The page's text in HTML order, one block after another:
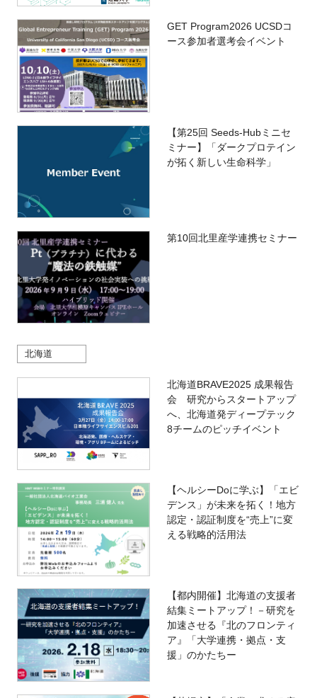
GET Program2026 UCSDコ
ース参加者選考会イベント
【第25回 Seeds-Hubミニセ
ミナー】「ダークプロテイン
が拓く新しい生命科学」
第10回北里産学連携セミナー
北海道
北海道BRAVE2025 成果報告
会 研究からスタートアップ
へ、北海道発ディープテック
8チームのピッチイベント
【ヘルシーDoに学ぶ】「エビ
デンス」が未来を拓く！地方
認定・認証制度を“売上”に変
える戦略的活用法
【都内開催】北海道の支援者
結集ミートアップ！－研究を
加速させる『北のフロンティ
ア』「大学連携・拠点・支
援」のかたちー